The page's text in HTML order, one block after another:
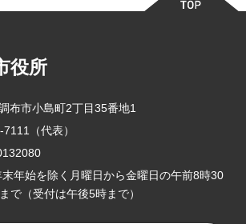
役所
布市小島町2丁目35番地1
（代表）
年始を除く月曜日から金曜日の午前8時30
で（受付は午後5時まで）